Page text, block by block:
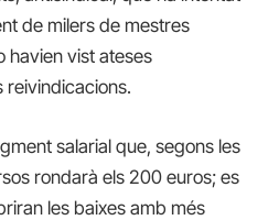
de milers de mestres
havien vist ateses
reivindicacions.
salarial que, segons les
rondarà els 200 euros; es
les baixes amb més